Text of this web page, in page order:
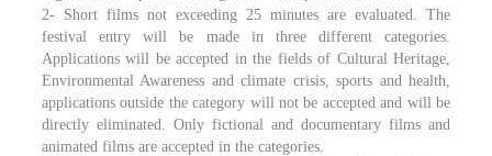
2- Short films not exceeding 25 minutes are evaluated. The
festival entry will be made in three different categories.
Applications will be accepted in the fields of Cultural Heritage,
Environmental Awareness and climate crisis, sports and health,
applications outside the category will not be accepted and will be
directly eliminated. Only fictional and documentary films and
animated films are accepted in the categories.